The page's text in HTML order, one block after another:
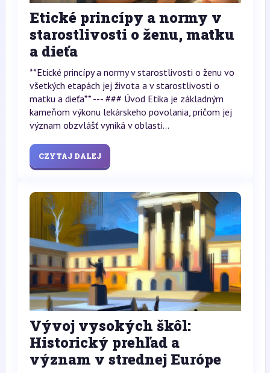
Etické princípy a normy v
starostlivosti o ženu, matku
a dieťa
**Etické princípy a normy v starostlivosti o ženu vo
všetkých etapách jej života a v starostlivosti o
matku a dieťa** --- ### Úvod Etika je základným
kameňom výkonu lekárskeho povolania, pričom jej
význam obzvlášť vyniká v oblasti...
CZYTAJ DALEJ
Vývoj vysokých škôl:
Historický prehľad a
význam v strednej Európe